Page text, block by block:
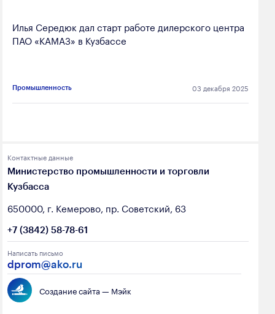
Илья Середюк дал старт работе дилерского центра
ПАО «КАМАЗ» в Кузбассе
Промышленность 03 декабря 2025
Контактные данные
Министерство промышленности и торговли
Кузбасса
650000, г. Кемерово, пр. Советский, 63
+7 (3842) 58-78-61
Написать письмо
dprom@ako.ru
Создание сайта — Мэйк